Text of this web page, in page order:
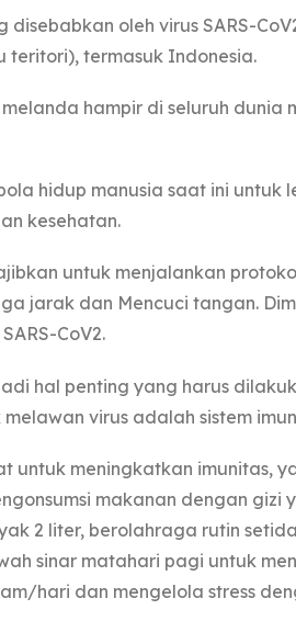
oleh virus SARS-
teritori), termasuk Indonesia.
hampir di seluruh dunia
hidup manusia saat ini untuk
kesehatan.
untuk menjalankan
jarak dan Mencuci tangan.
CoV2.
hal penting yang harus
virus adalah sistem
untuk meningkatkan imunitas,
makanan dengan gizi
2 liter, berolahraga rutin
sinar matahari pagi untuk
hari dan mengelola stress